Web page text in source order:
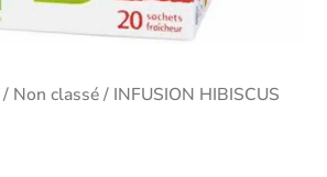
/ Non classé/ INFUSION HIBISCUS